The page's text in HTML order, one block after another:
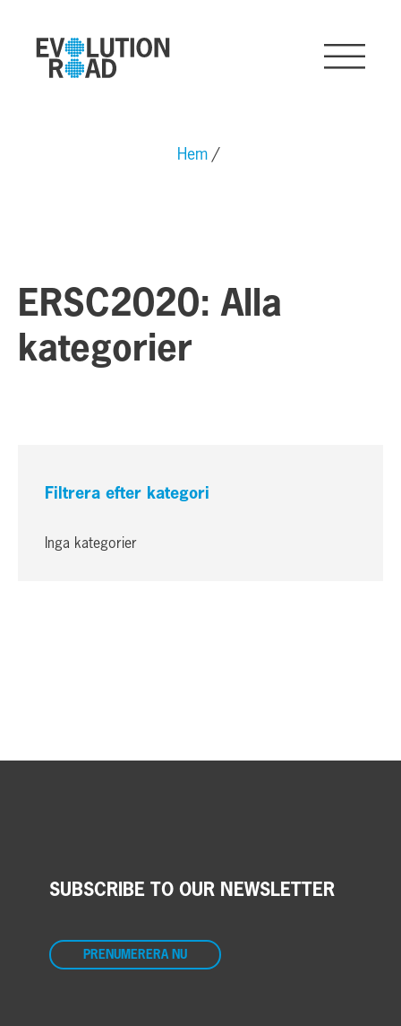
Hem
ERSC2020: Alla
kategorier
Filtrera efter kategori
Inga kategorier
SUBSCRIBE TO OUR NEWSLETTER
PRENUMERERA NU